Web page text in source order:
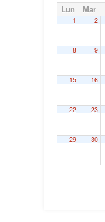
Lun Mar
1 2
8 9
15 16
22 23
29 30